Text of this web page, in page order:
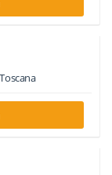
Toscana